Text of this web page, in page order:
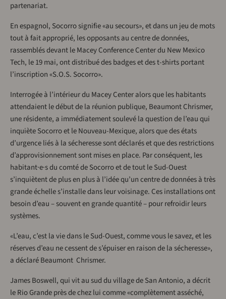
partenariat.
En espagnol, Socorro signifie «au secours», et dans un jeu de mots
tout à fait approprié, les opposants au centre de données,
rassemblés devant le Macey Conference Center du New Mexico
Tech, le 19 mai, ont distribué des badges et des t-shirts portant
l’inscription «S.O.S. Socorro».
Interrogée à l’intérieur du Macey Center alors que les habitants
attendaient le début de la réunion publique, Beaumont Chrismer,
une résidente, a immédiatement soulevé la question de l’eau qui
inquiète Socorro et le Nouveau-Mexique, alors que des états
d’urgence liés à la sécheresse sont déclarés et que des restrictions
d’approvisionnement sont mises en place. Par conséquent, les
habitant·e·s du comté de Socorro et de tout le Sud-Ouest
s’inquiètent de plus en plus à l’idée qu’un centre de données à très
grande échelle s’installe dans leur voisinage. Ces installations ont
besoin d’eau – souvent en grande quantité – pour refroidir leurs
systèmes.
«L’eau, c’est la vie dans le Sud-Ouest, comme vous le savez, et les
réserves d’eau ne cessent de s’épuiser en raison de la sécheresse»,
a déclaré Beaumont Chrismer.
James Boswell, qui vit au sud du village de San Antonio, a décrit
le Rio Grande près de chez lui comme «complètement asséché,